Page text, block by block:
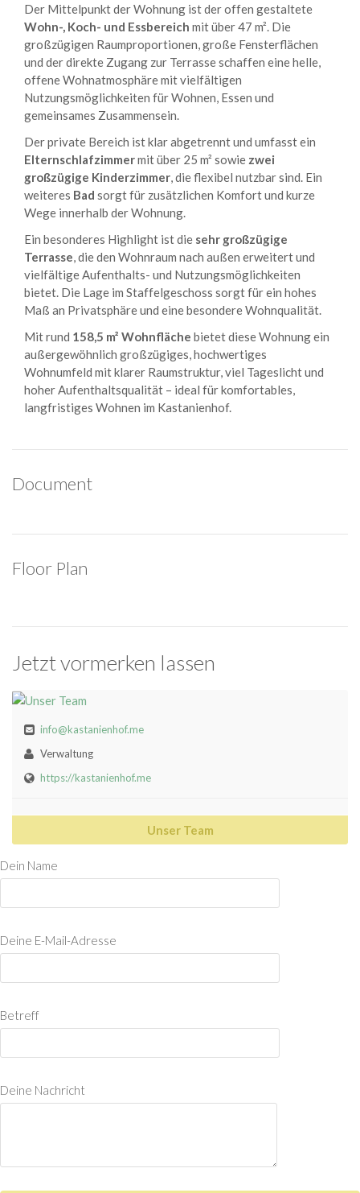
Der Mittelpunkt der Wohnung ist der offen gestaltete
Wohn-, Koch- und Essbereich mit über 47 m². Die
großzügigen Raumproportionen, große Fensterflächen
und der direkte Zugang zur Terrasse schaffen eine helle,
offene Wohnatmosphäre mit vielfältigen
Nutzungsmöglichkeiten für Wohnen, Essen und
gemeinsames Zusammensein.
Der private Bereich ist klar abgetrennt und umfasst ein
Elternschlafzimmermit über 25 m² sowie zwei
großzügige Kinderzimmer, die flexibel nutzbar sind. Ein
weiteres Bad sorgt für zusätzlichen Komfort und kurze
Wege innerhalb der Wohnung.
Ein besonderes Highlight ist die sehr großzügige
Terrasse, die den Wohnraum nach außen erweitert und
vielfältige Aufenthalts- und Nutzungsmöglichkeiten
bietet. Die Lage im Staffelgeschoss sorgt für ein hohes
Maß an Privatsphäre und eine besondere Wohnqualität.
Mit rund 158,5 m² Wohnfläche bietet diese Wohnung ein
außergewöhnlich großzügiges, hochwertiges
Wohnumfeld mit klarer Raumstruktur, viel Tageslicht und
hoher Aufenthaltsqualität – ideal für komfortables,
langfristiges Wohnen im Kastanienhof.
Document
Floor Plan
Jetzt vormerken lassen
info@kastanienhof.me
Verwaltung
https://kastanienhof.me
Unser Team
Dein Name
Deine E-Mail-Adresse
Betreff
Deine Nachricht